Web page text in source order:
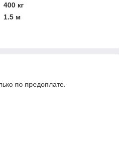
400 кг
1.5 м
по предоплате.